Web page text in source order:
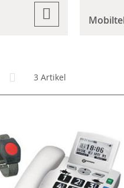
Anzeigen
als
Kachelansicht
3 Artikel